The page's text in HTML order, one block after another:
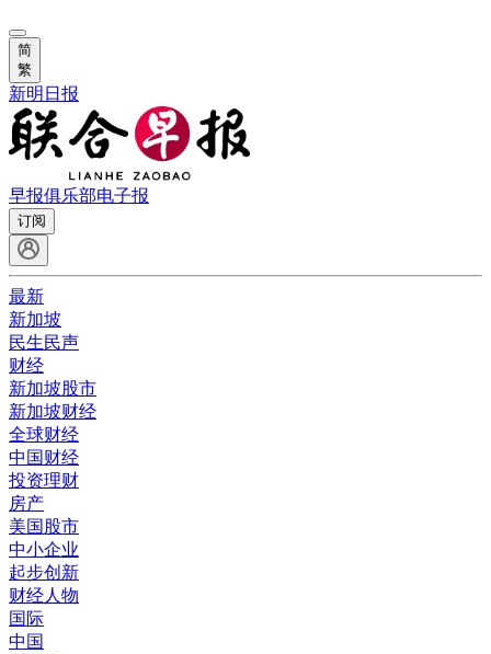
简
繁
新明日报
早报俱乐部电子报
订阅
最新
新加坡
民生民声
财经
新加坡股市
新加坡财经
全球财经
中国财经
投资理财
房产
美国股市
中小企业
起步创新
财经人物
国际
中国